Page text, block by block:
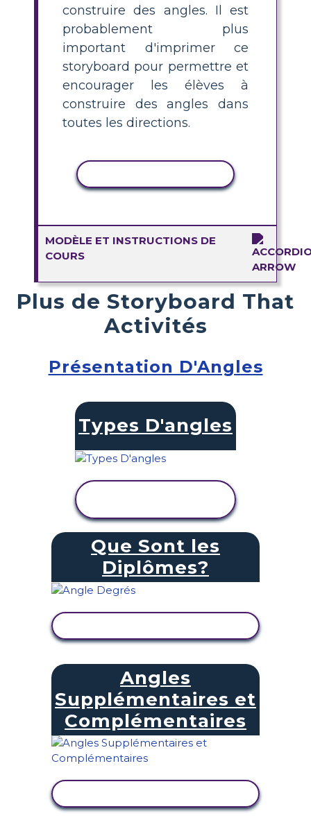
construire des angles. Il est
probablement plus
important d'imprimer ce
storyboard pour permettre et
encourager les élèves à
construire des angles dans
toutes les directions.
MODÈLE ET INSTRUCTIONS DE
COURS
Plus de Storyboard That
Activités
Présentation D'Angles
Types D'angles
Que Sont les
Diplômes?
Angles
Supplémentaires et
Complémentaires